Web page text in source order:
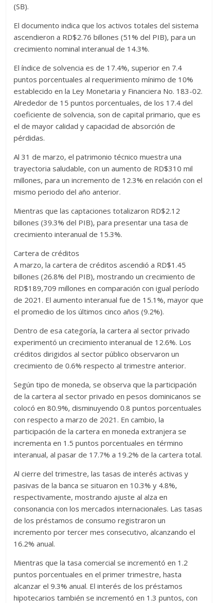
(SB).
El documento indica que los activos totales del sistema
ascendieron a RD$2.76 billones (51% del PIB), para un
crecimiento nominal interanual de 14.3%.
El índice de solvencia es de 17.4%, superior en 7.4
puntos porcentuales al requerimiento mínimo de 10%
establecido en la Ley Monetaria y Financiera No. 183-02.
Alrededor de 15 puntos porcentuales, de los 17.4 del
coeficiente de solvencia, son de capital primario, que es
el de mayor calidad y capacidad de absorción de
pérdidas.
Al 31 de marzo, el patrimonio técnico muestra una
trayectoria saludable, con un aumento de RD$310 mil
millones, para un incremento de 12.3% en relación con el
mismo periodo del año anterior.
Mientras que las captaciones totalizaron RD$2.12
billones (39.3% del PIB), para presentar una tasa de
crecimiento interanual de 15.3%.
Cartera de créditos
A marzo, la cartera de créditos ascendió a RD$1.45
billones (26.8% del PIB), mostrando un crecimiento de
RD$189,709 millones en comparación con igual período
de 2021. El aumento interanual fue de 15.1%, mayor que
el promedio de los últimos cinco años (9.2%).
Dentro de esa categoría, la cartera al sector privado
experimentó un crecimiento interanual de 12.6%. Los
créditos dirigidos al sector público observaron un
crecimiento de 0.6% respecto al trimestre anterior.
Según tipo de moneda, se observa que la participación
de la cartera al sector privado en pesos dominicanos se
colocó en 80.9%, disminuyendo 0.8 puntos porcentuales
con respecto a marzo de 2021. En cambio, la
participación de la cartera en moneda extranjera se
incrementa en 1.5 puntos porcentuales en término
interanual, al pasar de 17.7% a 19.2% de la cartera total.
Al cierre del trimestre, las tasas de interés activas y
pasivas de la banca se situaron en 10.3% y 4.8%,
respectivamente, mostrando ajuste al alza en
consonancia con los mercados internacionales. Las tasas
de los préstamos de consumo registraron un
incremento por tercer mes consecutivo, alcanzando el
16.2% anual.
Mientras que la tasa comercial se incrementó en 1.2
puntos porcentuales en el primer trimestre, hasta
alcanzar el 9.3% anual. El interés de los préstamos
hipotecarios también se incrementó en 1.3 puntos, con